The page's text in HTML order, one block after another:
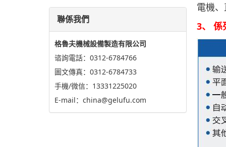
聯係我們
格魯夫機械設備製造有限公司
谘詢電話：0312-6784766
圖文傳真：0312-6784733
手機/微信：13331225020
E-mail：china@gelufu.com
電機
3、 係